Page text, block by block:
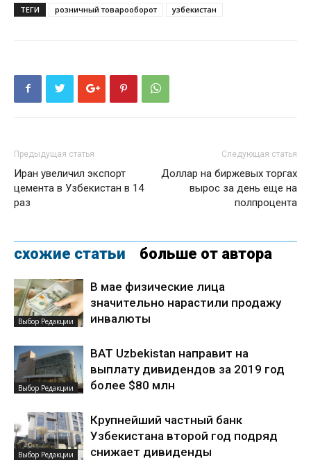
ТЕГИ розничный товарооборот узбекистан
Предыдущая статья
Иран увеличил экспорт
цемента в Узбекистан в 14
раз
Следующая статья
Доллар на биржевых торгах
вырос за день еще на
полпроцента
схожие статьи больше от автора
Выбор Редакции
В мае физические лица
значительно нарастили продажу
инвалюты
Выбор Редакции
BAT Uzbekistan направит на
выплату дивидендов за 2019 год
более $80 млн
Выбор Редакции
Крупнейший частный банк
Узбекистана второй год подряд
снижает дивиденды